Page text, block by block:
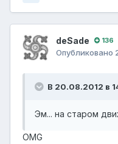
deSade 136
Опубликовано
В 20.08.2012 в
Эм... на старом
OMG